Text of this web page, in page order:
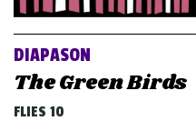
DIAPASON
The Green Birds
FLIES 10